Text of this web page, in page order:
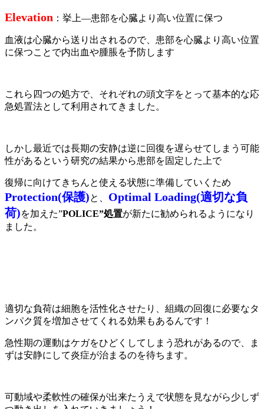
Elevation ：挙上―患部を心臓より高い位置に保つ
血液は心臓から送り出されるので、患部を心臓より高い位置
に保つことで内出血や腫脹を予防します
これら四つの処方で、それぞれの頭文字をとって基本的な応
急処置法として利用されてきました。
しかし最近では長期の安静は逆に回復を遅らせてしまう可能
性があるという研究の結果から患部を固定した上で
復帰に向けてきちんと使える状態に準備していくため
Protection(保護)と、 Optimal Loading(適切な負
荷)を加えた”POLICE”処置が新たに勧められるようになり
ました。
適切な負荷は細胞を活性化させたり、組織の回復に必要なタ
ンパク質を増加させてくれる効果もあるんです！
急性期の運動はケガをひどくしてしまう恐れがあるので、ま
ずは安静にして炎症が治まるのを待ちます。
可動域や柔軟性の確保が出来たうえで状態を見ながら少しず